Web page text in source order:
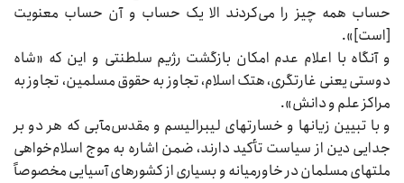
حساب همه چیز را می‌کردند الا یک حساب و آن حساب معنویت
[است]».
و آنگاه با اعلام عدم امکان بازگشت رژیم سلطنتی و این که «شاه
دوستی یعنی غارتگری، هتک اسلام، تجاوز به حقوق مسلمین، تجاوز به
مراکز علم و دانش».
و با تبیین زیانها و خسارتهای لیبرالیسم و مقدس‌مآبی که هر دو بر
جدایی دین از سیاست تأکید دارند، ضمن اشاره به موج اسلام‌خواهی
ملتهای مسلمان در خاورمیانه و بسیاری از کشورهای آسیایی مخصوصاً